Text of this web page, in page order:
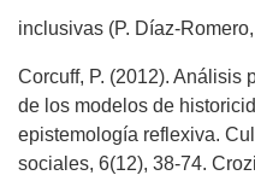
inclusivas (P. Díaz-
Corcuff, P. (2012). Análisis
de los modelos de
epistemología reflexiva.
sociales, 6(12), 38-74.